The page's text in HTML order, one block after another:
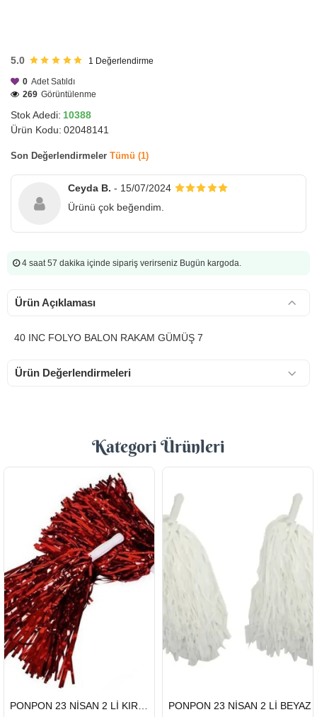
5.0 1 Değerlendirme
Stok Adedi: 10388
Ürün Kodu: 02048141
0 Adet Satıldı
269 Görüntülenme
Son Değerlendirmeler Tümü (1)
Ceyda B. - 15/07/2024
Ürünü çok beğendim.
4 saat 57 dakika içinde sipariş verirseniz Bugün kargoda.
Ürün Açıklaması
40 INC FOLYO BALON RAKAM GÜMÜŞ 7
Ürün Değerlendirmeleri
Kategori Ürünleri
HIZLI
GÖNDERİ
PONPON 23 NİSAN 2 Lİ KIRMIZI
HIZLI
GÖNDERİ
PONPON 23 NİSAN 2 Lİ BEYAZ